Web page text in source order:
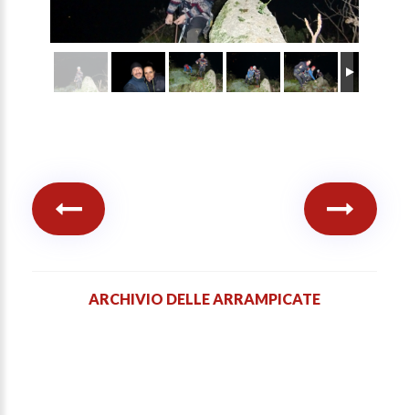
ARCHIVIO DELLE ARRAMPICATE